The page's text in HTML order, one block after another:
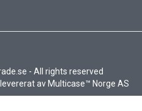
- All rights reserved
av Multicase™ Norge AS